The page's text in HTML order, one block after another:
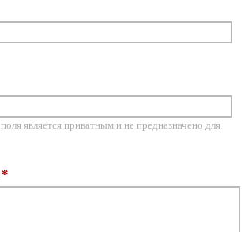
является приватным и не предназначено для
*